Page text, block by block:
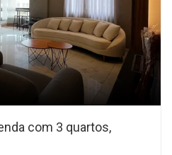
com 3 quartos,